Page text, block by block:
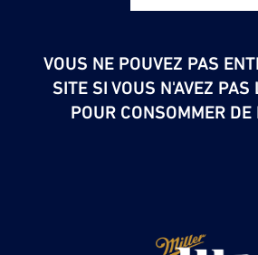
VOUS NE POUVEZ PAS
SITE SI VOUS N'AVEZ PAS
POUR CONSOMMER DE